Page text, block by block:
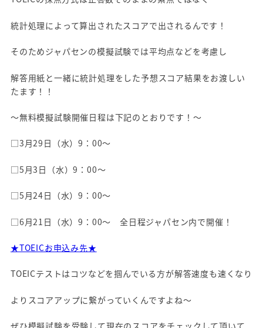
統計処理によって算出されたスコアで出されるんです！
そのためジャパセンの模擬試験では平均点などを考慮し
解答用紙と一緒に統計処理をした予想スコア結果をお渡しい
たます！！
～無料模擬試験開催日程は下記のとおりです！～
□3月29日（水）9：00～
□5月3日（水）9：00～
□5月24日（水）9：00～
□6月21日（水）9：00～ 全日程ジャパセン内で開催！
★TOEICお申込み先★
TOEICテストはコツなどを掴んでいる方が解答速度も速くなり
よりスコアアップに繋がっていくんですよね～